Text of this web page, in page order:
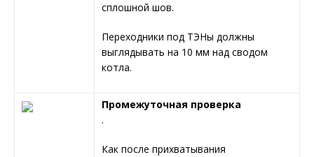
сплошной шов.
Переходники под ТЭНы должны
выглядывать на 10 мм над сводом
котла.
Промежуточная проверка
.
Как после прихватывания